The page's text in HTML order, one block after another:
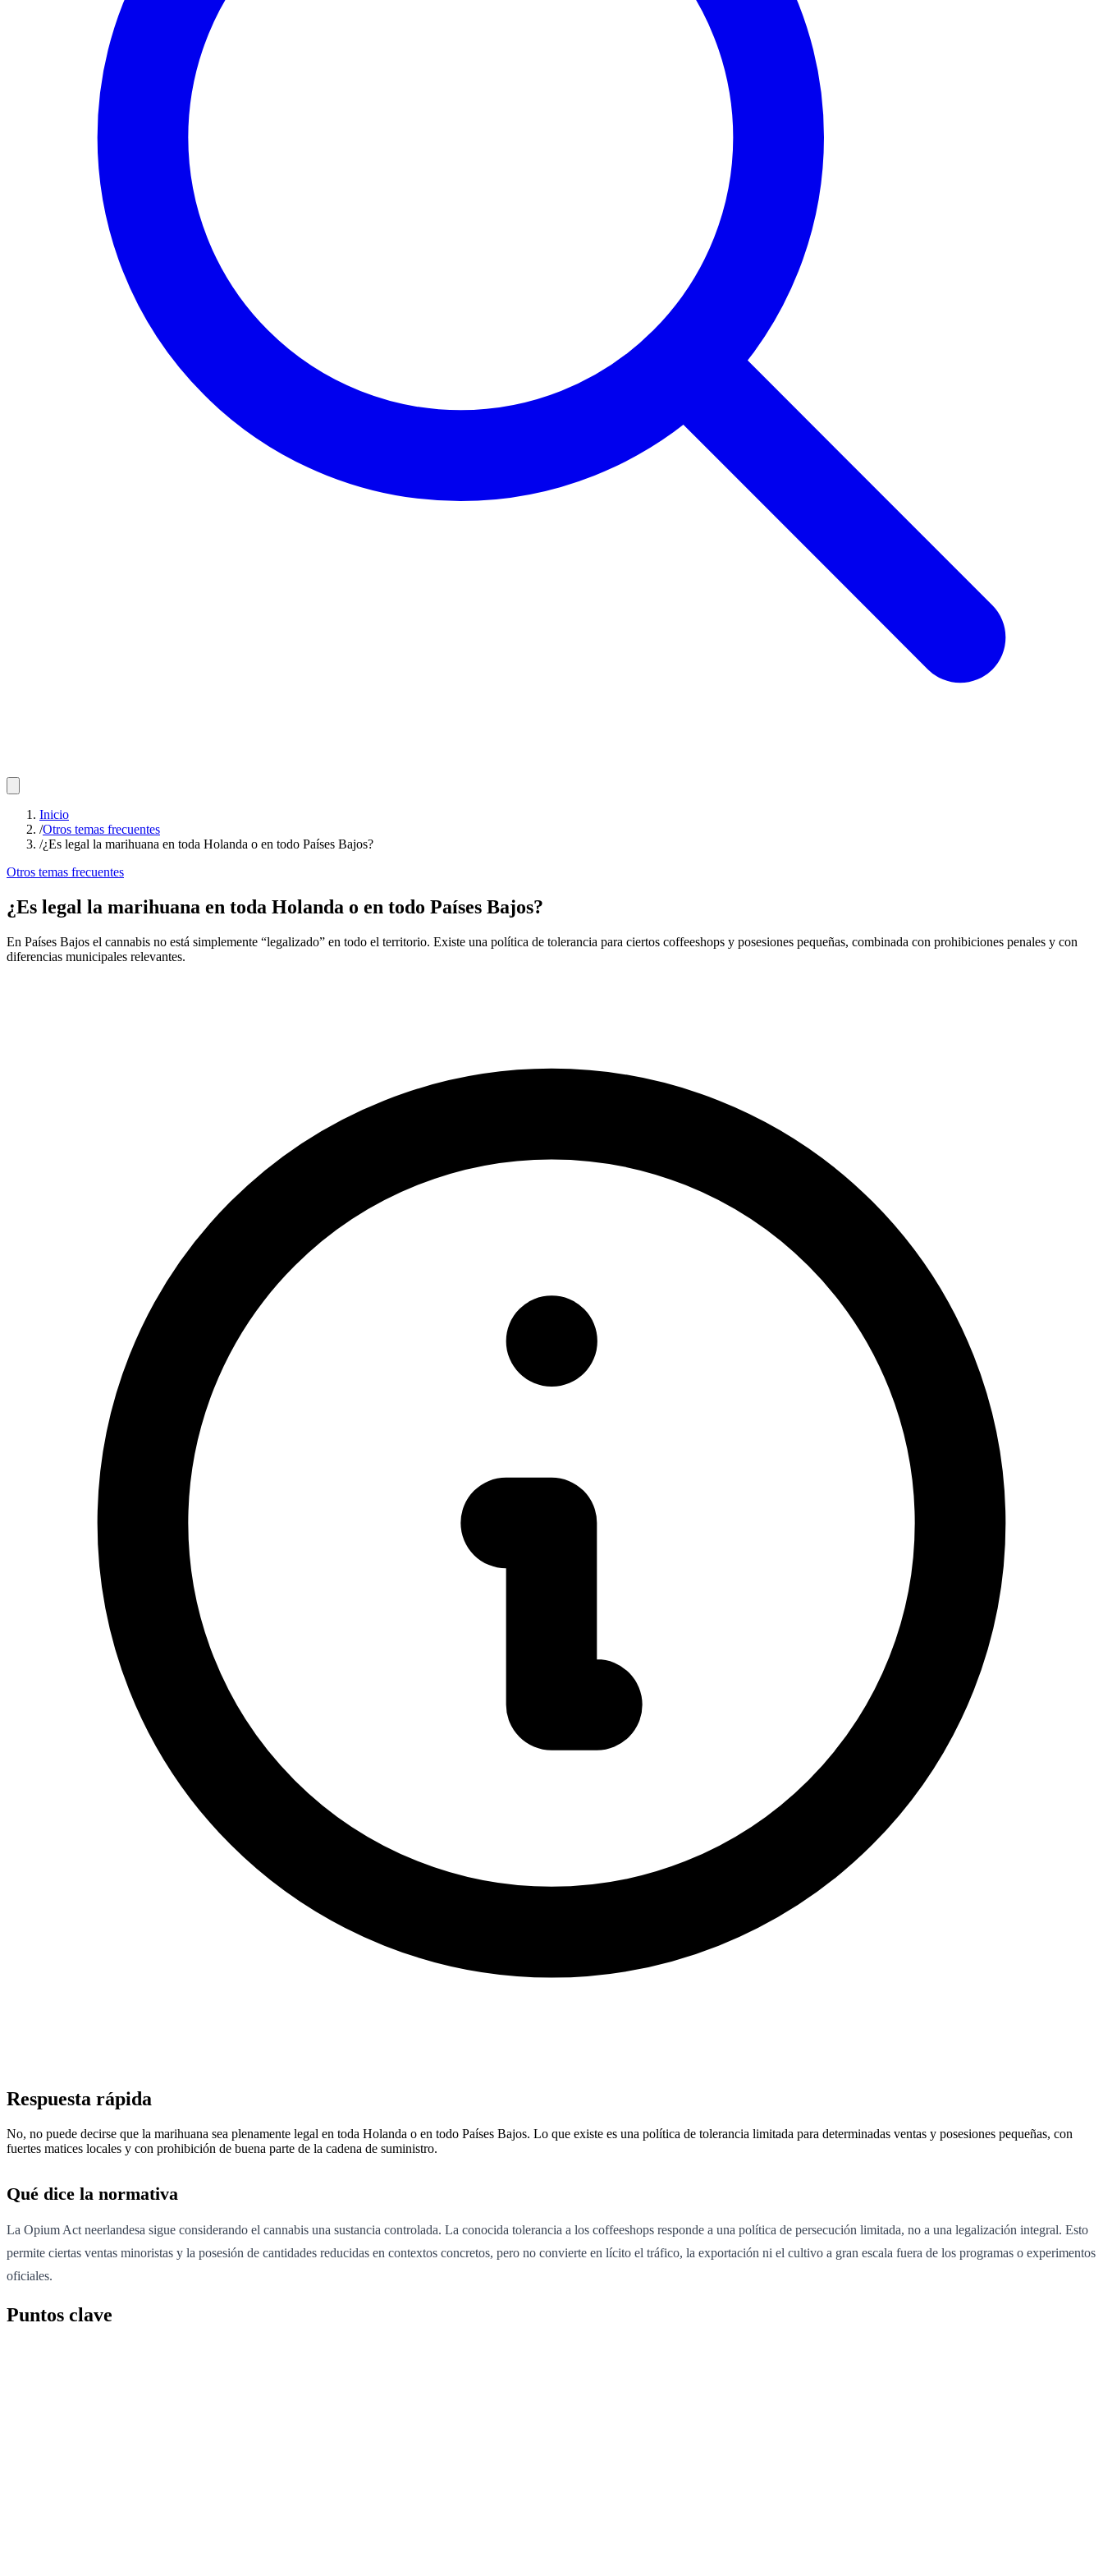
Inicio
/Otros temas frecuentes
/¿Es legal la marihuana en toda Holanda o en todo Países Bajos?
Otros temas frecuentes
¿Es legal la marihuana en toda Holanda o en todo Países Bajos?
En Países Bajos el cannabis no está simplemente “legalizado” en todo el territorio. Existe una política de tolerancia para ciertos coffeeshops y posesiones pequeñas, combinada con prohibiciones penales y con
diferencias municipales relevantes.
Respuesta rápida
No, no puede decirse que la marihuana sea plenamente legal en toda Holanda o en todo Países Bajos. Lo que existe es una política de tolerancia limitada para determinadas ventas y posesiones pequeñas, con
fuertes matices locales y con prohibición de buena parte de la cadena de suministro.
Qué dice la normativa
La Opium Act neerlandesa sigue considerando el cannabis una sustancia controlada. La conocida tolerancia a los coffeeshops responde a una política de persecución limitada, no a una legalización integral. Esto
permite ciertas ventas minoristas y la posesión de cantidades reducidas en contextos concretos, pero no convierte en lícito el tráfico, la exportación ni el cultivo a gran escala fuera de los programas o experimentos
oficiales.
Puntos clave